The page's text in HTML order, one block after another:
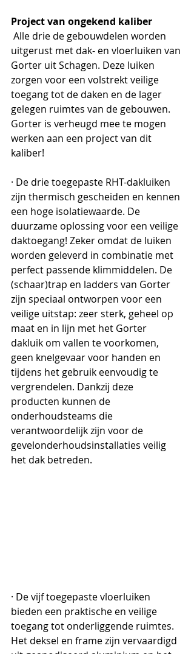
Project van ongekend kaliber
uitgerust met dak- en vloerluiken van
Gorter uit Schagen. Deze luiken
zorgen voor een volstrekt veilige
toegang tot de daken en de lager
gelegen ruimtes van de gebouwen.
Gorter is verheugd mee te mogen
werken aan een project van dit
kaliber!
· De drie toegepaste RHT-dakluiken
zijn thermisch gescheiden en kennen
een hoge isolatiewaarde. De
duurzame oplossing voor een veilige
daktoegang! Zeker omdat de luiken
worden geleverd in combinatie met
perfect passende klimmiddelen. De
(schaar)trap en ladders van Gorter
zijn speciaal ontworpen voor een
veilige uitstap: zeer sterk, geheel op
maat en in lijn met het Gorter
dakluik om vallen te voorkomen,
geen knelgevaar voor handen en
tijdens het gebruik eenvoudig te
vergrendelen. Dankzij deze
producten kunnen de
onderhoudsteams die
verantwoordelijk zijn voor de
gevelonderhoudsinstallaties veilig
het dak betreden.
· De vijf toegepaste vloerluiken
bieden een praktische en veilige
toegang tot onderliggende ruimtes.
Het deksel en frame zijn vervaardigd